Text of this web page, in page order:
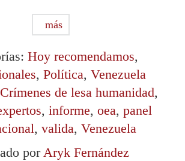
más
Hoy recomendamos,
, Política, Venezuela
Crímenes de lesa humanidad,
, informe, oea, panel
, valida, Venezuela
porAryk Fernández